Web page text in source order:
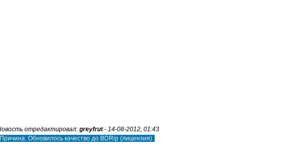
отредактировал: greyfrut- 14-08-2012, 01:43
Причина: Обновилось качество до BDRip (лицензия)